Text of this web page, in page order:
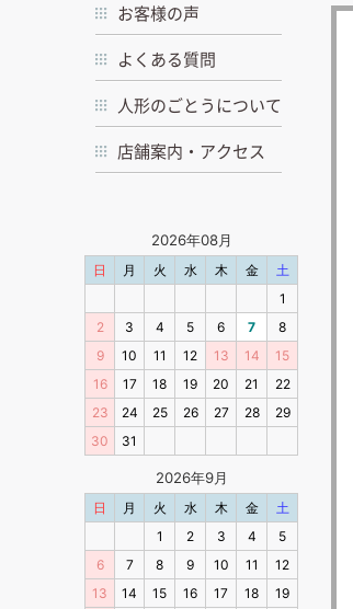
お客様の声
よくある質問
人形のごとうについて
店舗案内・アクセス